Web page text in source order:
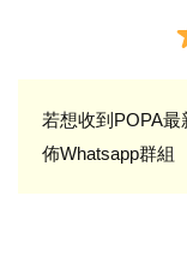
若想收到POPA
佈Whatsapp群組